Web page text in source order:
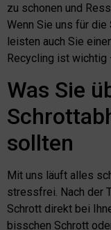
zu schonen und
Wenn Sie uns für die
leisten auch Sie
Recycling ist wichtig
Was Sie
sollten
Mit uns läuft alles
stressfrei. Nach der
Schrott direkt bei
bisschen Schrott